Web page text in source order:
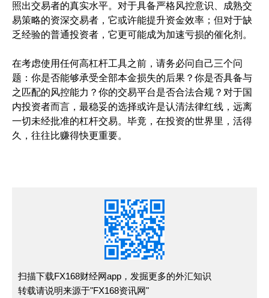
照出交易者的真实水平。对于具备严格风控意识、成熟交
易策略的资深交易者，它或许能提升资金效率；但对于缺
乏经验的普通投资者，它更可能成为加速亏损的催化剂。
在考虑使用任何高杠杆工具之前，请务必问自己三个问
题：你是否能够承受全部本金损失的后果？你是否具备与
之匹配的风控能力？你的交易平台是否合法合规？对于国
内投资者而言，最稳妥的选择或许是认清法律红线，远离
一切未经批准的杠杆交易。毕竟，在投资的世界里，活得
久，往往比赚得快更重要。
扫描下载FX168财经网app，发掘更多的外汇知识
转载请说明来源于"FX168资讯网"